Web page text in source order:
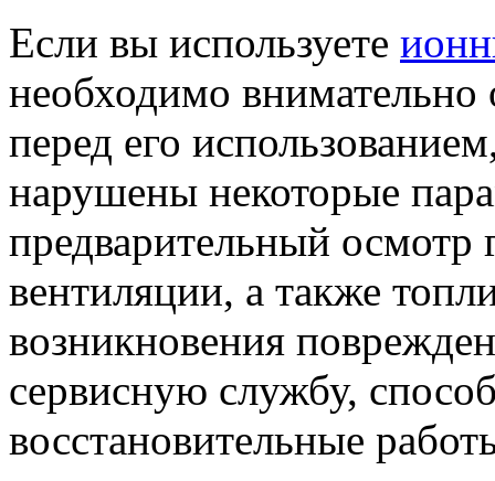
Если вы используете
необходимо внимательно
перед его
нарушены некоторые
предварительный осмотр
вентиляции, а также
возникновения
сервисную службу,
восстановительные